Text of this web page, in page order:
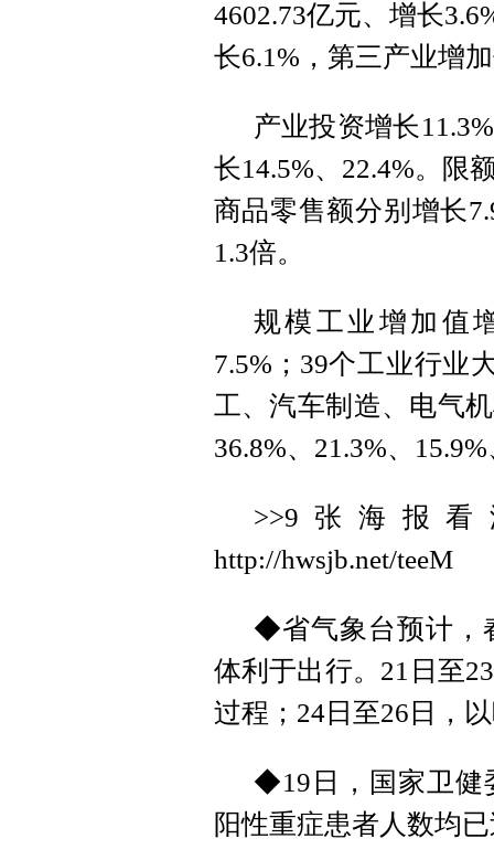
4602.73亿元、增长
长6.1%，第三产业增
产业投资增长
长14.5%、22.4%。限
商品零售额分别增长
1.3倍。
规模工业增加值
7.5%；39个工业行业
工、汽车制造、电气
36.8%、21.3%、
>>9张海报
http://hwsjb.net/teeM
◆省气象台预计，
体利于出行。21日至
过程；24日至26日，
◆19日，国家卫健
阳性重症患者人数均